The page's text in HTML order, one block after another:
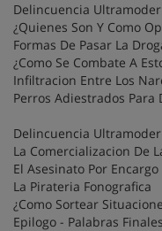
Delincuencia
¿Quienes Son Y Como
Formas De Pasar La
¿Como Se Combate A
Infiltracion Entre Los
Perros Adiestrados Para
Delincuencia
La Comercializacion De
El Asesinato Por Encargo
La Pirateria Fonografica
¿Como Sortear
Epilogo - Palabras Finales